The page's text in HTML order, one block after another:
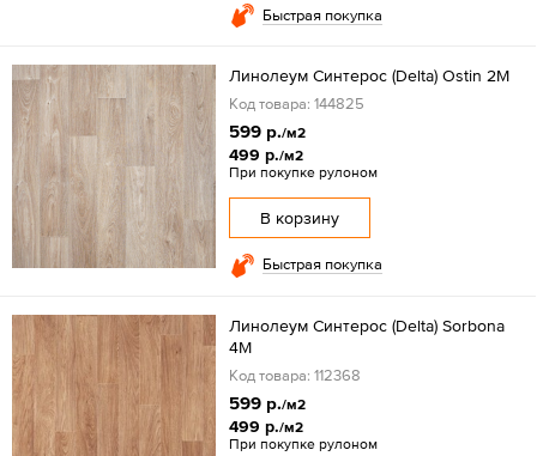
Быстрая покупка
Линолеум Синтерос (Delta) Ostin 2M
Код товара: 144825
599 р./м2
499 р./м2
При покупке рулоном
В корзину
Быстрая покупка
Линолеум Синтерос (Delta) Sorbona
4M
Код товара: 112368
599 р./м2
499 р./м2
При покупке рулоном